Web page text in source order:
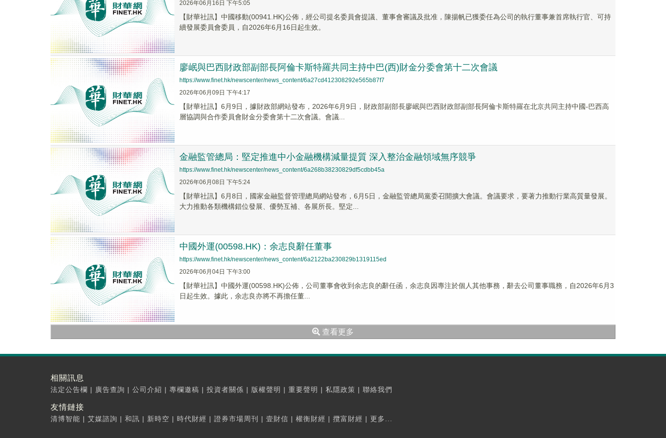
2026年06月16日 下午5:05
​【財華社訊】中國移動(00941.HK)公佈，經公司提名委員會提議、董事會審議及批准，陳揚帆已獲委任為公司的執行董事兼首席執行官、可持
續發展委員會委員，自2026年6月16日起生效。
廖岷與巴西財政部副部長阿倫卡斯特羅共同主持中巴(西)財金分委會第十二次會議
https://www.finet.hk/newscenter/news_content/6a27cd412308292e565b87f7
2026年06月09日 下午4:17
【財華社訊】6月9日，據財政部網站發布，2026年6月9日，財政部副部長廖岷與巴西財政部副部長阿倫卡斯特羅在北京共同主持中國-巴西高
層協調與合作委員會財金分委會第十二次會議。會議...
金融監管總局：堅定推進中小金融機構減量提質 深入整治金融領域無序競爭
https://www.finet.hk/newscenter/news_content/6a268b38230829df5cdbb45a
2026年06月08日 下午5:24
【財華社訊】6月8日，國家金融監督管理總局網站發布，6月5日，金融監管總局黨委召開擴大會議。會議要求，要著力推動行業高質量發展。
大力推動各類機構錯位發展、優勢互補、各展所長。堅定...
中國外運(00598.HK)：余志良辭任董事
https://www.finet.hk/newscenter/news_content/6a2122ba230829b1319115ed
2026年06月04日 下午3:00
​【財華社訊】中國外運(00598.HK)公佈，公司董事會收到余志良的辭任函，余志良因專注於個人其他事務，辭去公司董事職務，自2026年6月3
日起生效。據此，余志良亦將不再擔任董...
查看更多
相關訊息
法定公告欄 | 廣告查詢 | 公司介紹 | 專欄邀稿 | 投資者關係 | 版權聲明 | 重要聲明 | 私隱政策 | 聯絡我們
友情鏈接
清博智能 | 艾媒諮詢 | 和訊 | 新時空 | 時代財經 | 證券市場周刊 | 壹財信 | 權衡財經 | 攬富財經 | 更多...